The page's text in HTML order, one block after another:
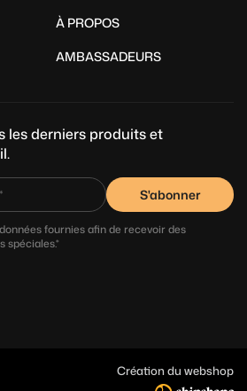
À PROPOS
AMBASSADEURS
les derniers produits et
S'abonner
fournies afin de recevoir des
spéciales.*
Création du webshop